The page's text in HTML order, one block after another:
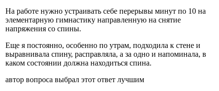
На работе нужно устраивать себе перерывы минут по 10 на
элементарную гимнастику направленную на снятие
напряжения со спины.
Еще я постоянно, особенно по утрам, подходила к стене и
выравнивала спину, расправляла, а за одно и напоминала, в
каком состоянии должна находиться спина.
автор вопроса выбрал этот ответ лучшим